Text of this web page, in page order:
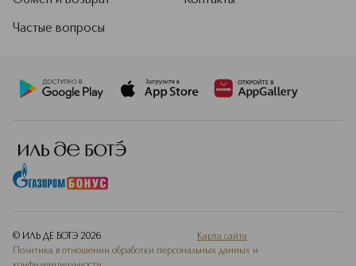
Частые вопросы
© ИЛЬ ДЕ БОТЭ 2026
Карта сайта
Политика в отношении обработки персональных данных и